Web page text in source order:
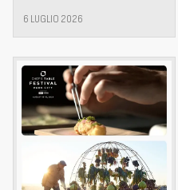
6 LUGLIO 2026